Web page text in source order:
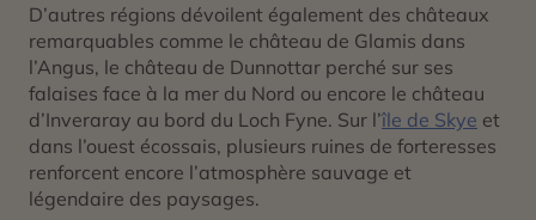
D’autres régions dévoilent également des châteaux
remarquables comme le château de Glamis dans
l’Angus, le château de Dunnottar perché sur ses
falaises face à la mer du Nord ou encore le château
d’Inveraray au bord du Loch Fyne. Sur l’île de Skye et
dans l’ouest écossais, plusieurs ruines de forteresses
renforcent encore l’atmosphère sauvage et
légendaire des paysages.